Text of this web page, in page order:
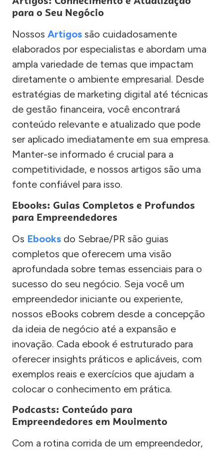
para o Seu Negócio
Nossos Artigos são cuidadosamente
elaborados por especialistas e abordam uma
ampla variedade de temas que impactam
diretamente o ambiente empresarial. Desde
estratégias de marketing digital até técnicas
de gestão financeira, você encontrará
conteúdo relevante e atualizado que pode
ser aplicado imediatamente em sua empresa.
Manter-se informado é crucial para a
competitividade, e nossos artigos são uma
fonte confiável para isso.
Ebooks: Guias Completos e Profundos
para Empreendedores
Os Ebooks do Sebrae/PR são guias
completos que oferecem uma visão
aprofundada sobre temas essenciais para o
sucesso do seu negócio. Seja você um
empreendedor iniciante ou experiente,
nossos eBooks cobrem desde a concepção
da ideia de negócio até a expansão e
inovação. Cada ebook é estruturado para
oferecer insights práticos e aplicáveis, com
exemplos reais e exercícios que ajudam a
colocar o conhecimento em prática.
Podcasts: Conteúdo para
Empreendedores em Movimento
Com a rotina corrida de um empreendedor,